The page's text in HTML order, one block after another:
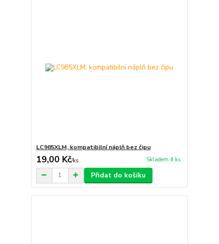
LC985XLM, kompatibilní náplň bez čipu
19,00 Kč/ks Skladem 4 ks
Přidat do košíku